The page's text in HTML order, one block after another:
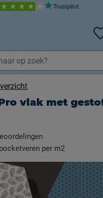
vlak met
per m2